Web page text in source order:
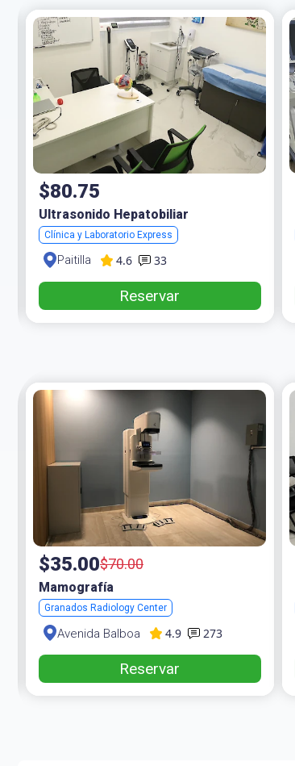
$80.75
Ultrasonido Hepatobiliar
Clínica y Laboratorio Express
Paitilla 4.6 33
Reservar
$35.00$70.00
Mamografía
Granados Radiology Center
Avenida Balboa 4.9 273
Reservar